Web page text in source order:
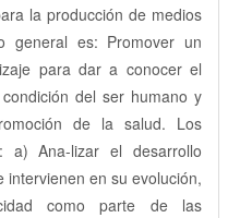
la producción de medios
general es: Promover un
para dar a conocer el
del ser humano y
de la salud. Los
a) Ana-lizar el desarrollo
intervienen en su evolución,
como parte de las